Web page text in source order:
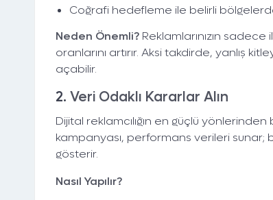
Coğrafi hedefleme ile belirli
Neden Önemli? Reklamlarınızın
oranlarını artırır. Aksi takdirde, yanlış
açabilir.
2. Veri Odaklı Kararlar Alın
Dijital reklamcılığın en güçlü
kampanyası, performans verileri sunar;
gösterir.
Nasıl Yapılır?